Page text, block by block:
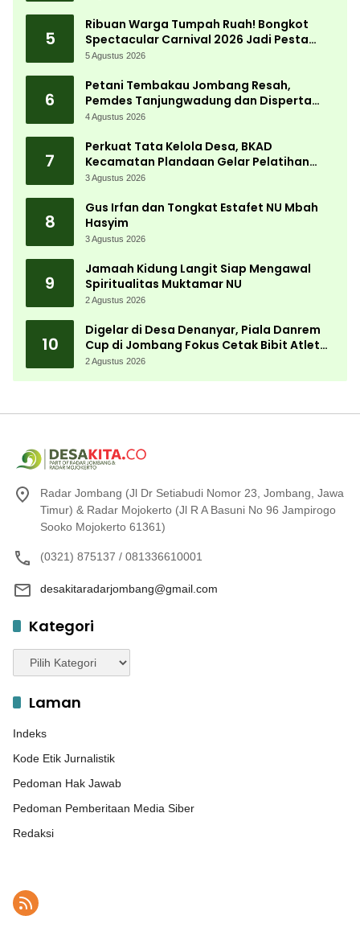
5
Ribuan Warga Tumpah Ruah! Bongkot
Spectacular Carnival 2026 Jadi Pesta
Kemerdekaan Terbesar di Peterongan
5 Agustus 2026
6
Petani Tembakau Jombang Resah,
Pemdes Tanjungwadung dan Disperta
Bergerak Cepat
4 Agustus 2026
7
Perkuat Tata Kelola Desa, BKAD
Kecamatan Plandaan Gelar Pelatihan
Aparatur Pemdes
3 Agustus 2026
8
Gus Irfan dan Tongkat Estafet NU Mbah
Hasyim
3 Agustus 2026
9
Jamaah Kidung Langit Siap Mengawal
Spiritualitas Muktamar NU
2 Agustus 2026
10
Digelar di Desa Denanyar, Piala Danrem
Cup di Jombang Fokus Cetak Bibit Atlet
Menembak Berprestasi
2 Agustus 2026
Radar Jombang (Jl Dr Setiabudi Nomor 23, Jombang, Jawa
Timur) & Radar Mojokerto (Jl R A Basuni No 96 Jampirogo
Sooko Mojokerto 61361)
(0321) 875137 / 081336610001
desakitaradarjombang@gmail.com
Kategori
Kategori
Laman
Indeks
Kode Etik Jurnalistik
Pedoman Hak Jawab
Pedoman Pemberitaan Media Siber
Redaksi